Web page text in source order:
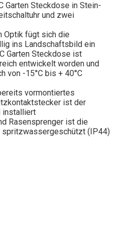
Garten Steckdose in Stein-
und zwei
Optik fügt sich die
ins Landschaftsbild ein
Garten Steckdose ist
entwickelt worden und
von -15°C bis + 40°C
vormontiertes
ist der
installiert
Rasensprenger ist die
spritzwassergeschützt (IP44)